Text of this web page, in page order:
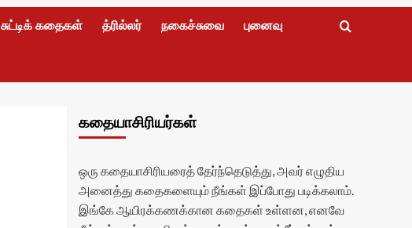
சுட்டிக் கதைகள் த்ரில்லர் நகைச்சுவை புனைவு
கதையாசிரியர்கள்
ஒரு கதையாசிரியரைத் தேர்ந்தெடுத்து, அவர் எழுதிய
அனைத்து கதைகளையும் நீங்கள் இப்போது படிக்கலாம்.
இங்கே ஆயிரக்கணக்கான கதைகள் உள்ளன, எனவே